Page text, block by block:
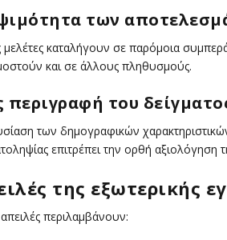
των
μελέτες καταλήγουν σε παρόμοια
και σε άλλους πληθυσμούς.
περιγραφή του
των δημογραφικών
επιτρέπει την ορθή αξιολόγηση
της εξωτερικής
περιλαμβάνουν: